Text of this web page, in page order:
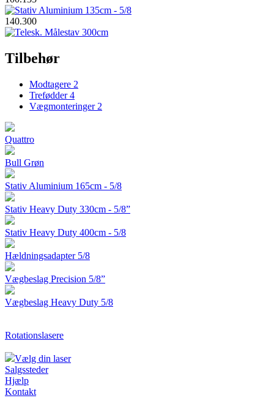
140.300
Tilbehør
Modtagere 2
Trefødder4
Vægmonteringer 2
Quattro
Bull Grøn
Stativ Aluminium 165cm - 5/8
Stativ Heavy Duty 330cm - 5/8”
Stativ Heavy Duty 400cm - 5/8
Hældningsadapter 5/8
Vægbeslag Precision 5/8”
Vægbeslag Heavy Duty 5/8
Rotationslasere
Vælg din laser
Salgssteder
Hjælp
Kontakt